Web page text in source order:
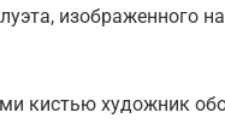
изображенного
кистью художник